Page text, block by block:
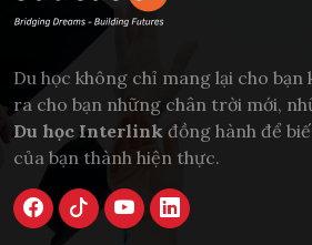
Du học không chỉ mang lại cho
ra cho bạn những chân trời mới,
Du học Interlink đồng hành để
của bạn thành hiện thực.